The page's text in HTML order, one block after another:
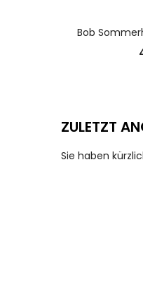
Bob
ZULETZT
Sie haben